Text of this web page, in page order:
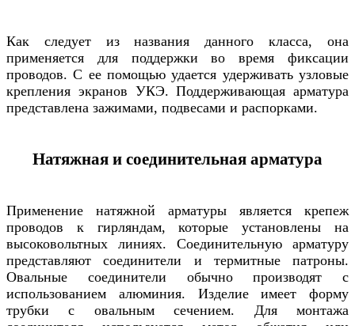
Как следует из названия данного класса, она
применяется для поддержки во время фиксации
проводов. С ее помощью удается удерживать узловые
крепления экранов УКЭ. Поддерживающая арматура
представлена зажимами, подвесами и распорками.
Натяжная и соединительная арматура
Применение натяжной арматуры является крепеж
проводов к гирляндам, которые установлены на
высоковольтных линиях. Соединительную арматуру
представляют соединители и термитные патроны.
Овальные соединители обычно производят с
использованием алюминия. Изделие имеет форму
трубки с овальным сечением. Для монтажа